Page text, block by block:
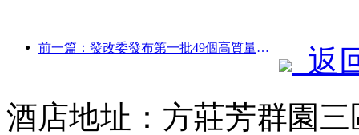
前一篇：發改委發布第一批49個高質量戶外運動目的地名單
返
酒店地址：方莊芳群園